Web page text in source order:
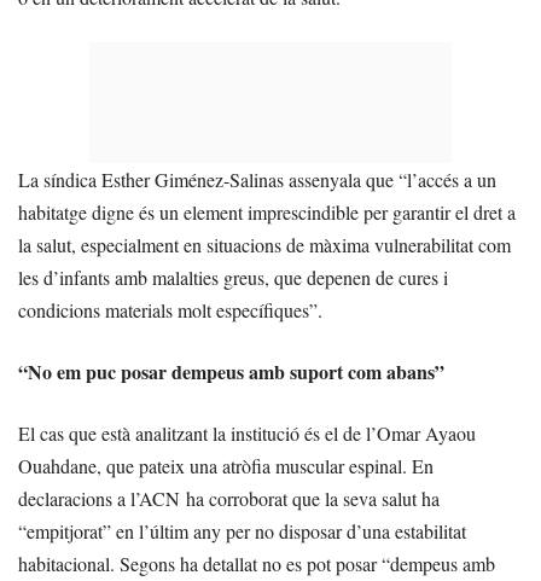
La síndica Esther Giménez-Salinas assenyala que “l’accés a un
habitatge digne és un element imprescindible per garantir el dret a
la salut, especialment en situacions de màxima vulnerabilitat com
les d’infants amb malalties greus, que depenen de cures i
condicions materials molt específiques”.
“No em puc posar dempeus amb suport com abans”
El cas que està analitzant la institució és el de l’Omar Ayaou
Ouahdane, que pateix una atròfia muscular espinal. En
declaracions a l’ACN ha corroborat que la seva salut ha
“empitjorat” en l’últim any per no disposar d’una estabilitat
habitacional. Segons ha detallat no es pot posar “dempeus amb